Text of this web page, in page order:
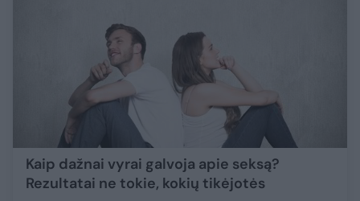
Kaip dažnai vyrai galvoja apie seksą?
Rezultatai ne tokie, kokių tikėjotės